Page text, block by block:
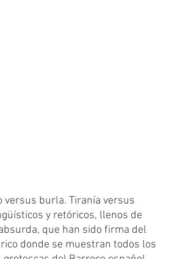
y retóricos, llenos de
que han sido firma del
donde se muestran todos los